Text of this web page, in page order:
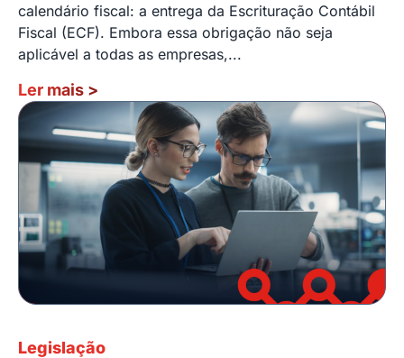
calendário fiscal: a entrega da Escrituração Contábil
Fiscal (ECF). Embora essa obrigação não seja
aplicável a todas as empresas,...
Ler mais >
Legislação